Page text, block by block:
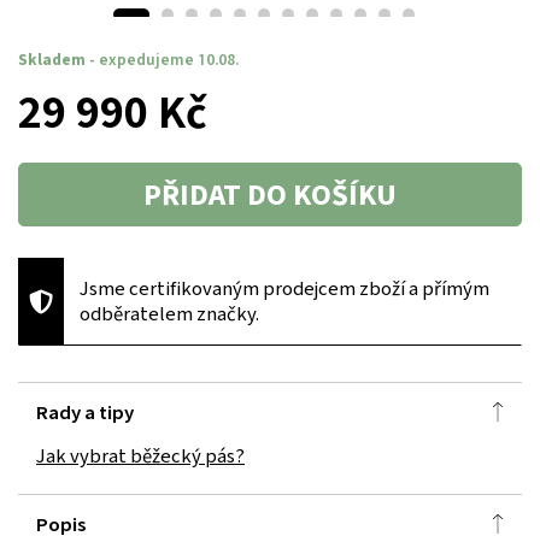
Skladem - expedujeme 10.08.
29 990 Kč
PŘIDAT DO KOŠÍKU
Jsme certifikovaným prodejcem zboží a přímým
odběratelem značky.
Rady a tipy
Jak vybrat běžecký pás?
Popis